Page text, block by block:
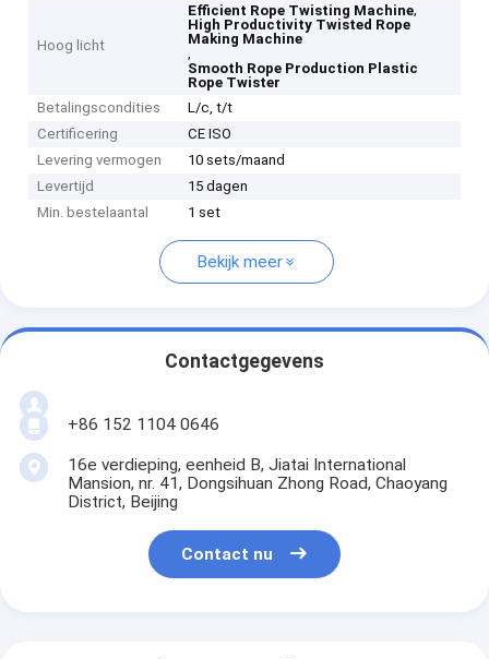
Hoog licht
Efficient Rope Twisting Machine,
High Productivity Twisted Rope
Making Machine
,
Smooth Rope Production Plastic
Rope Twister
Betalingscondities
L/c, t/t
Certificering
CE ISO
Levering vermogen
10 sets/maand
Levertijd
15 dagen
Min. bestelaantal
1 set
Bekijk meer
Contactgegevens
+86 152 1104 0646
16e verdieping, eenheid B, Jiatai International
Mansion, nr. 41, Dongsihuan Zhong Road, Chaoyang
District, Beijing
Contact nu